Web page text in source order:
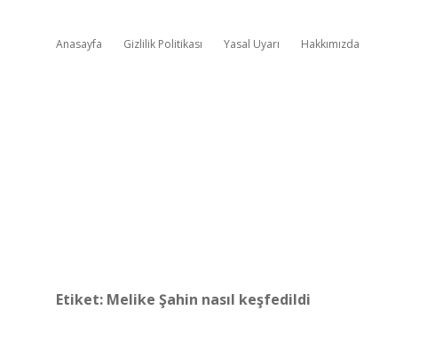
Anasayfa Gizlilik Politikası Yasal Uyarı Hakkımızda
Etiket: Melike Şahin nasıl keşfedildi